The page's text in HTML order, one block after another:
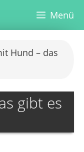
Menü
Hund – das
gibt es